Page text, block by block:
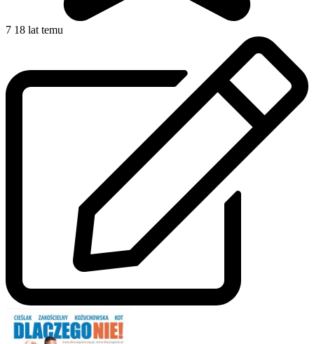
7 18 lat temu